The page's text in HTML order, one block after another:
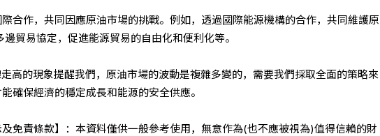
合作，共同因應原油市場的挑戰。例如，透過國際能源機構的合作，共同維護原
貿易協定，促進能源貿易的自由化和便利化等。
高的現象提醒我們，原油市場的波動是複雜多變的，需要我們採取全面的策略來
確保經濟的穩定成長和能源的安全供應。
及免責條款】：本資料僅供一般參考使用，無意作為(也不應被視為)值得信賴的財